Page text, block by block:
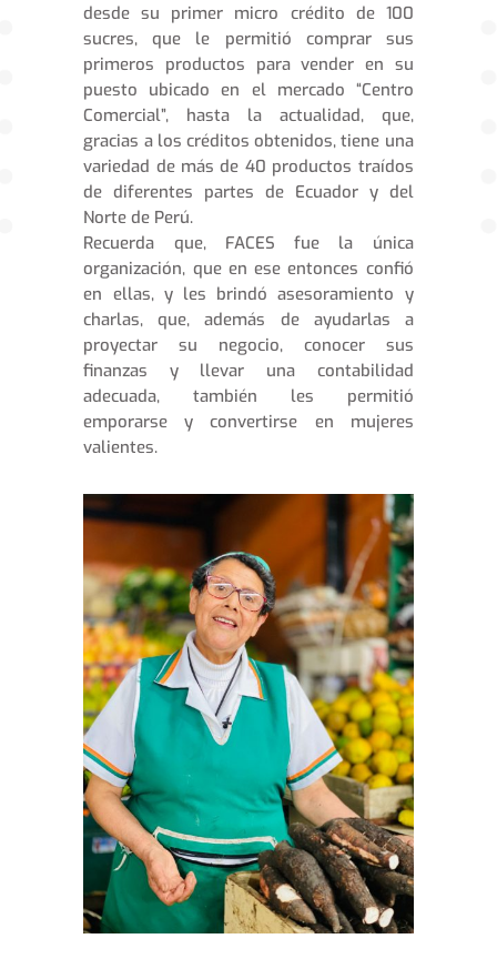
desde su primer micro crédito de 100
sucres, que le permitió comprar sus
primeros productos para vender en su
puesto ubicado en el mercado “Centro
Comercial”, hasta la actualidad, que,
gracias a los créditos obtenidos, tiene una
variedad de más de 40 productos traídos
de diferentes partes de Ecuador y del
Norte de Perú.
Recuerda que, FACES fue la única
organización, que en ese entonces confió
en ellas, y les brindó asesoramiento y
charlas, que, además de ayudarlas a
proyectar su negocio, conocer sus
finanzas y llevar una contabilidad
adecuada, también les permitió
emporarse y convertirse en mujeres
valientes.